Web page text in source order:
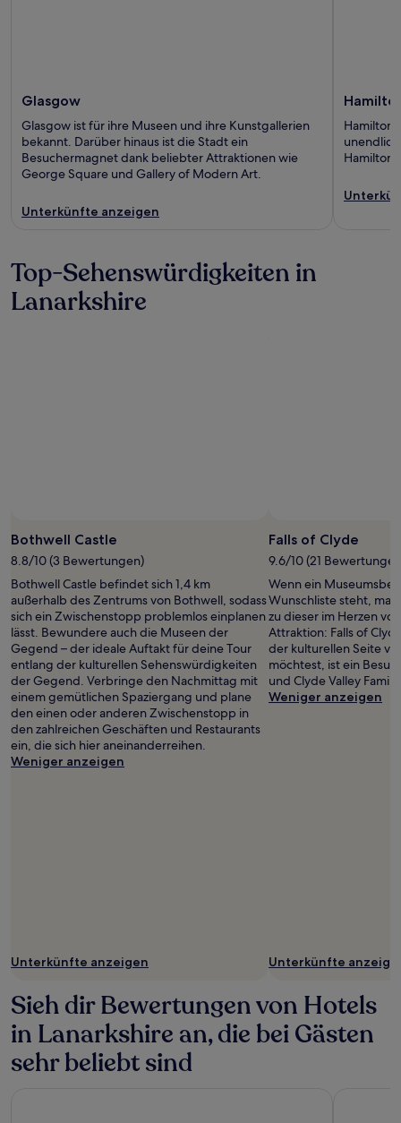
Glasgow
Glasgow ist für ihre Museen und ihre Kunstgallerien
bekannt. Darüber hinaus ist die Stadt ein
Besuchermagnet dank beliebter Attraktionen wie
George Square und Gallery of Modern Art.
Unterkünfte anzeigen
Hamilton
Hamilton
Top-Sehenswürdigkeiten in
Lanarkshire
Bothwell Castle
8.8/10 (3 Bewertungen)
Bothwell Castle befindet sich 1,4 km
außerhalb des Zentrums von Bothwell, sodass
sich ein Zwischenstopp problemlos einplanen
lässt. Bewundere auch die Museen der
Gegend – der ideale Auftakt für deine Tour
entlang der kulturellen Sehenswürdigkeiten
der Gegend. Verbringe den Nachmittag mit
einem gemütlichen Spaziergang und plane
den einen oder anderen Zwischenstopp in
den zahlreichen Geschäften und Restaurants
ein, die sich hier aneinanderreihen.
Weniger anzeigen
Unterkünfte anzeigen
Falls of Clyde
9.6/10 (21
Wenn ein
Wunschliste steht,
zu dieser im Herzen
Attraktion: Falls of
der kulturellen Seite
möchtest, ist ein
und Clyde Valley
Weniger anzeigen
Unterkünfte
Sieh dir Bewertungen von Hotels
in Lanarkshire an, die bei Gästen
sehr beliebt sind